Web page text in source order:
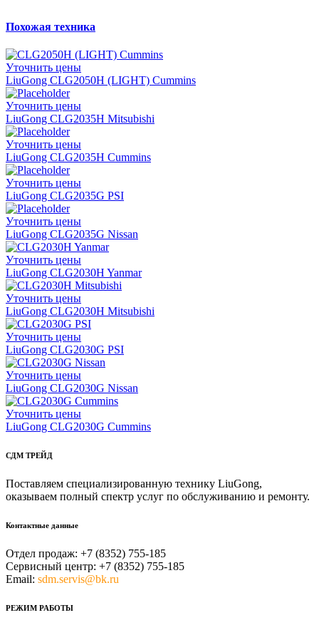
Похожая техника
Уточнить цены
LiuGong CLG2050H (LIGHT) Cummins
Уточнить цены
LiuGong CLG2035H Mitsubishi
Уточнить цены
LiuGong CLG2035H Cummins
Уточнить цены
LiuGong CLG2035G PSI
Уточнить цены
LiuGong CLG2035G Nissan
Уточнить цены
LiuGong CLG2030H Yanmar
Уточнить цены
LiuGong CLG2030H Mitsubishi
Уточнить цены
LiuGong CLG2030G PSI
Уточнить цены
LiuGong CLG2030G Nissan
Уточнить цены
LiuGong CLG2030G Cummins
СДМ ТРЕЙД
Поставляем специализированную технику LiuGong,
оказываем полный спектр услуг по обслуживанию и ремонту.
Контактные данные
Отдел продаж: +7 (8352) 755-185
Сервисный центр: +7 (8352) 755-185
Email: sdm.servis@bk.ru
РЕЖИМ РАБОТЫ